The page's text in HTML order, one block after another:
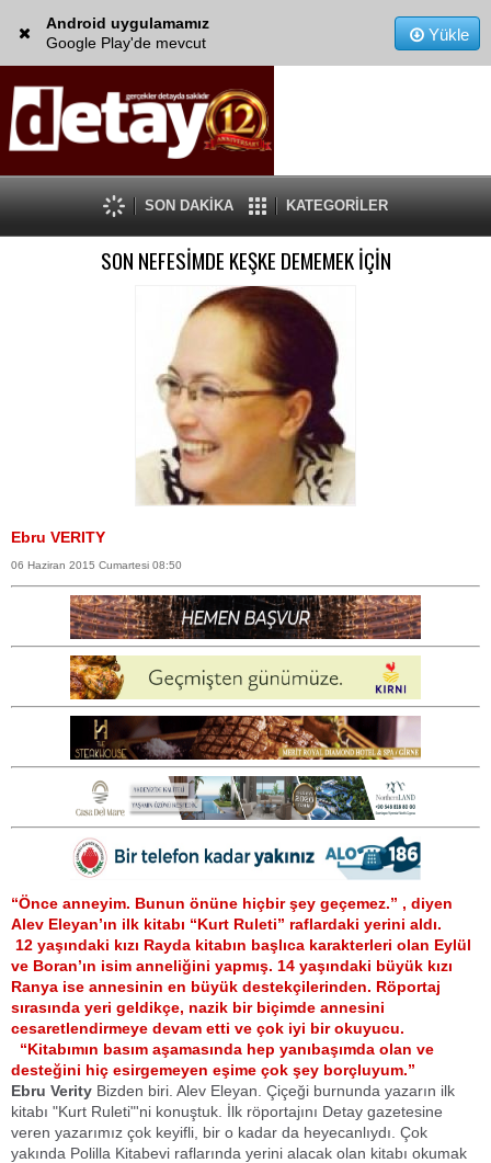
Android uygulamamız
Google Play'de mevcut
Yükle
SON DAKİKA KATEGORİLER
SON NEFESİMDE KEŞKE DEMEMEK İÇİN
Ebru VERITY
06 Haziran 2015 Cumartesi 08:50
“Önce anneyim. Bunun önüne hiçbir şey geçemez.” , diyen
Alev Eleyan’ın ilk kitabı “Kurt Ruleti” raflardaki yerini aldı.
12 yaşındaki kızı Rayda kitabın başlıca karakterleri olan Eylül
ve Boran’ın isim anneliğini yapmış. 14 yaşındaki büyük kızı
Ranya ise annesinin en büyük destekçilerinden. Röportaj
sırasında yeri geldikçe, nazik bir biçimde annesini
cesaretlendirmeye devam etti ve çok iyi bir okuyucu.
“Kitabımın basım aşamasında hep yanıbaşımda olan ve
desteğini hiç esirgemeyen eşime çok şey borçluyum.”
Ebru Verity Bizden biri. Alev Eleyan. Çiçeği burnunda yazarın ilk
kitabı "Kurt Ruleti"'ni konuştuk. İlk röportajını Detay gazetesine
veren yazarımız çok keyifli, bir o kadar da heyecanlıydı. Çok
yakında Polilla Kitabevi raflarında yerini alacak olan kitabı okumak